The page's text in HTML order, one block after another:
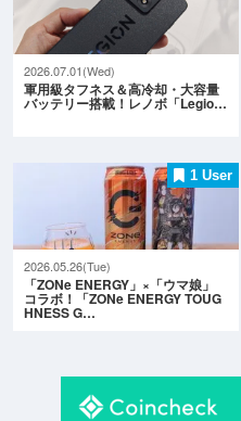
2026.07.01(Wed)
軍用級タフネス＆高冷却・大容量
バッテリー搭載！レノボ「Legio…
1 User
2026.05.26(Tue)
「ZONe ENERGY」×「ウマ娘」
コラボ！「ZONe ENERGY TOUG
HNESS G…